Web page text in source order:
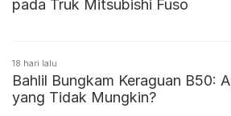
pada Truk Mitsubishi Fuso
18 hari lalu
Bahlil Bungkam Keraguan B50:
yang Tidak Mungkin?